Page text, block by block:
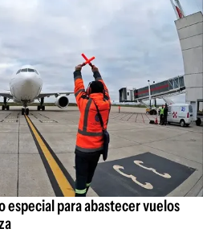
para abastecer vuelos